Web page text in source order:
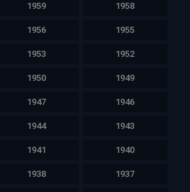
1959 1958
1956 1955
1953 1952
1950 1949
1947 1946
1944 1943
1941 1940
1938 1937